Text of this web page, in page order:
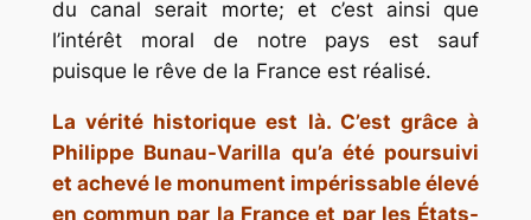
du canal serait morte; et c’est ainsi que
l’intérêt moral de notre pays est sauf
puisque le rêve de la France est réalisé.
La vérité historique est là. C’est grâce à
Philippe Bunau-Varilla qu’a été poursuivi
et achevé le monument impérissable élevé
en commun par la France et par les États-